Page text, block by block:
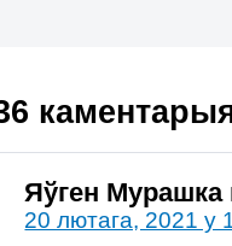
Яўген Мурашка
20 лютага, 2021 у